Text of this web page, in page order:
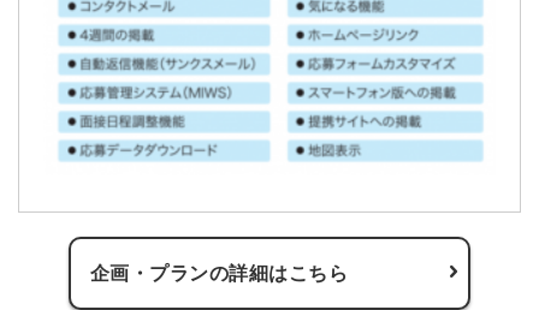
企画・プランの詳細はこちら